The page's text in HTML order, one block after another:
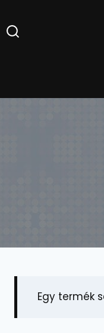
to
content
Egy termék